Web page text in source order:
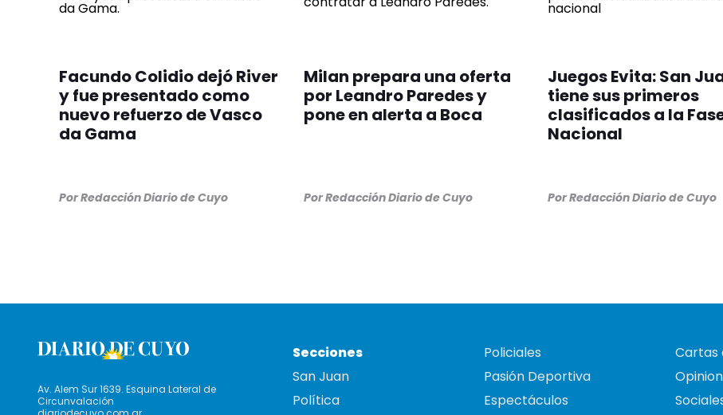
Facundo Colidio dejó River
y fue presentado como
nuevo refuerzo de Vasco
da Gama
PorRedacción Diario de Cuyo
Milan prepara una oferta
por Leandro Paredes y
pone en alerta a Boca
PorRedacción Diario de Cuyo
Juegos Evita: San
tiene sus primeros
clasificados a la
Nacional
PorRedacción Diario de Cuyo
Av. Alem Sur 1639. Esquina Lateral de
Circunvalación
Secciones
San Juan
Política
Policiales
Pasión Deportiva
Espectáculos
Cartas
Opinion